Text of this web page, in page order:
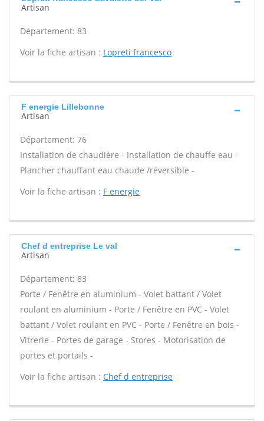
Artisan
Département: 83
Voir la fiche artisan : Lopreti francesco
F energie Lillebonne
Artisan
Département: 76
Installation de chaudière - Installation de chauffe eau -
Plancher chauffant eau chaude /réversible -
Voir la fiche artisan : F energie
Chef d entreprise Le val
Artisan
Département: 83
Porte / Fenêtre en aluminium - Volet battant / Volet
roulant en aluminium - Porte / Fenêtre en PVC - Volet
battant / Volet roulant en PVC - Porte / Fenêtre en bois -
Vitrerie - Portes de garage - Stores - Motorisation de
portes et portails -
Voir la fiche artisan : Chef d entreprise